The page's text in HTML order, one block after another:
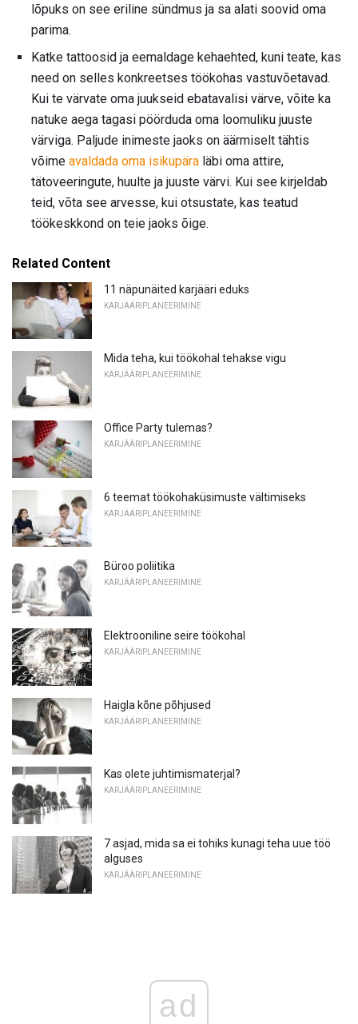
lõpuks on see eriline sündmus ja sa alati soovid oma
parima.
Katke tattoosid ja eemaldage kehaehted, kuni teate, kas
need on selles konkreetses töökohas vastuvõetavad.
Kui te värvate oma juukseid ebatavalisi värve, võite ka
natuke aega tagasi pöörduda oma loomuliku juuste
värviga. Paljude inimeste jaoks on äärmiselt tähtis
võime avaldada oma isikupära läbi oma attire,
tätoveeringute, huulte ja juuste värvi. Kui see kirjeldab
teid, võta see arvesse, kui otsustate, kas teatud
töökeskkond on teie jaoks õige.
Related Content
11 näpunäited karjääri eduks
KARJÄÄRIPLANEERIMINE
Mida teha, kui töökohal tehakse vigu
KARJÄÄRIPLANEERIMINE
Office Party tulemas?
KARJÄÄRIPLANEERIMINE
6 teemat töökohaküsimuste vältimiseks
KARJÄÄRIPLANEERIMINE
Büroo poliitika
KARJÄÄRIPLANEERIMINE
Elektrooniline seire töökohal
KARJÄÄRIPLANEERIMINE
Haigla kõne põhjused
KARJÄÄRIPLANEERIMINE
Kas olete juhtimismaterjal?
KARJÄÄRIPLANEERIMINE
7 asjad, mida sa ei tohiks kunagi teha uue töö
alguses
KARJÄÄRIPLANEERIMINE
ad